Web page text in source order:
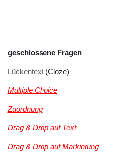
geschlossene Fragen
Lückentext(Cloze)
Multiple Choice
Zuordnung
Drag & Drop auf Text
Drag & Drop auf Markierung